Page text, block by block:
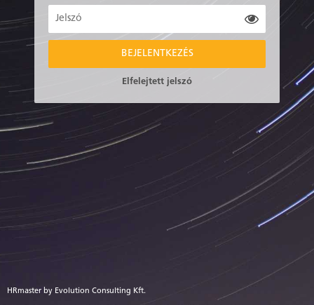
BEJELENTKEZÉS
Elfelejtett jelszó
HRmaster by Evolution Consulting Kft.